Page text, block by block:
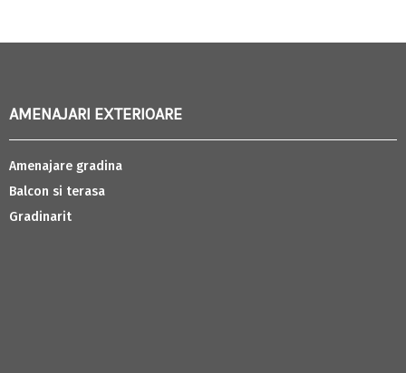
AMENAJARI EXTERIOARE
Amenajare gradina
Balcon si terasa
Gradinarit